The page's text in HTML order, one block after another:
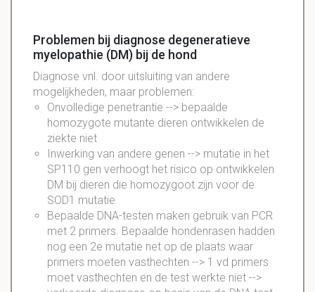
Problemen bij diagnose degeneratieve
myelopathie (DM) bij de hond
Diagnose vnl. door uitsluiting van andere
mogelijkheden, maar problemen:
Onvolledige penetrantie --> bepaalde
homozygote mutante dieren ontwikkelen de
ziekte niet
Inwerking van andere genen --> mutatie in het
SP110 gen verhoogt het risico op ontwikkelen
DM bij dieren die homozygoot zijn voor de
SOD1 mutatie
Bepaalde DNA-testen maken gebruik van PCR
met 2 primers. Bepaalde hondenrasen hadden
nog een 2e mutatie net op de plaats waar
primers moeten vasthechten --> 1 vd primers
moet vasthechten en de test werkte niet -->